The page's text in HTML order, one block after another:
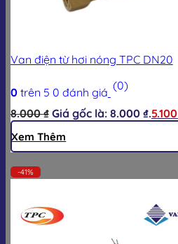
Van điện từ hơi nóng TPC DN20
0trên 5 0 đánh giá (0)
8.000₫ Giá gốc là: 8.000 ₫.5.100
Xem Thêm
-41%